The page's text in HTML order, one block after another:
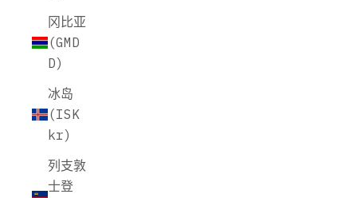
冈比亚
(GMD
D)
冰岛
(ISK
kr)
列支敦
士登